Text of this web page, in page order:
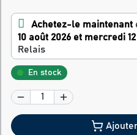
Achetez-le maintenant
10 août 2026 et mercredi
Relais
En stock